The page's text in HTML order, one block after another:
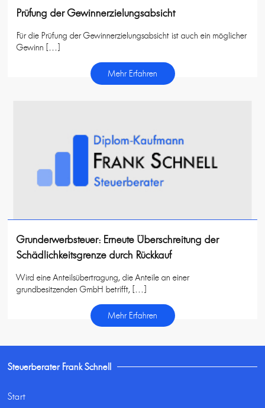
Prüfung der Gewinnerzielungsabsicht
Für die Prüfung der Gewinnerzielungsabsicht ist auch ein möglicher
Gewinn […]
Mehr Erfahren
Grunderwerbsteuer: Erneute Überschreitung der
Schädlichkeitsgrenze durch Rückkauf
Wird eine Anteilsübertragung, die Anteile an einer
grundbesitzenden GmbH betrifft, […]
Mehr Erfahren
Steuerberater Frank Schnell
Start